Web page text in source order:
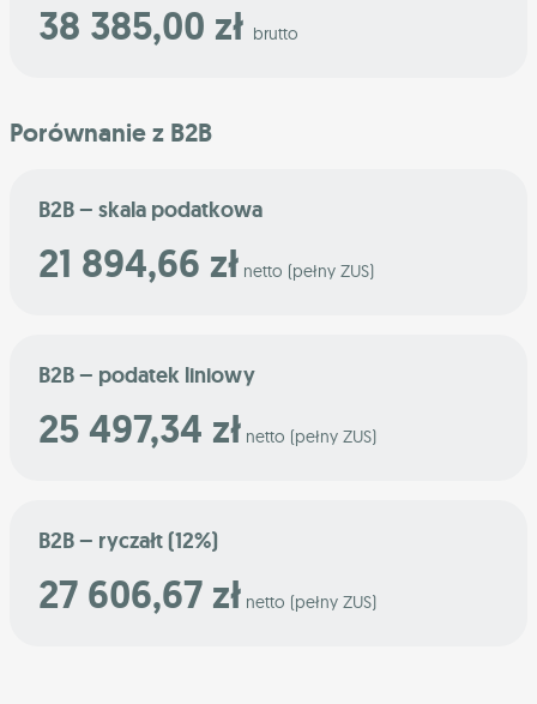
38 385,00 zł brutto
Porównanie z B2B
B2B – skala podatkowa
21 894,66 zł netto (pełny ZUS)
B2B – podatek liniowy
25 497,34 zł netto (pełny ZUS)
B2B – ryczałt (12%)
27 606,67 zł netto (pełny ZUS)